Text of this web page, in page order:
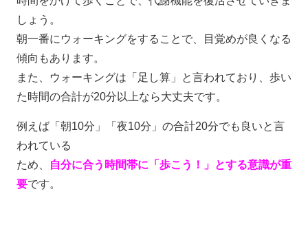
しょう。
朝一番にウォーキングをすることで、目覚めが良くなる
傾向もあります。
また、ウォーキングは「足し算」と言われており、歩い
た時間の合計が20分以上なら大丈夫です。
例えば「朝10分」「夜10分」の合計20分でも良いと言
われている
ため、
自分に合う時間帯に「歩こう！」とする意識が重
要です。